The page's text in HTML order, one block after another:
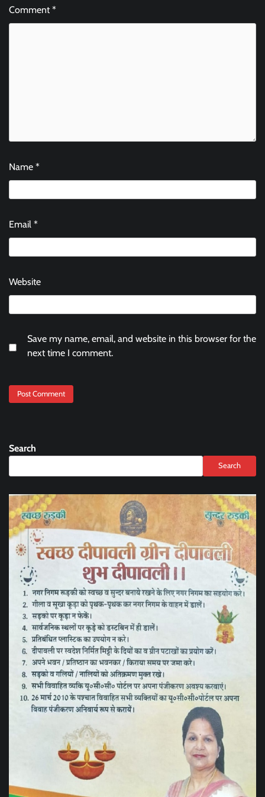
Comment*
Name *
Email *
Website
Save my name, email, and website in this browser for the
next time I comment.
Search
Search